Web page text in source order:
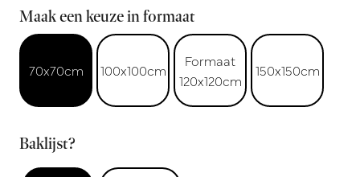
Maak een keuze in formaat
70x70cm 100x100cm
Formaat
120x120cm
150x150cm
Baklijst?